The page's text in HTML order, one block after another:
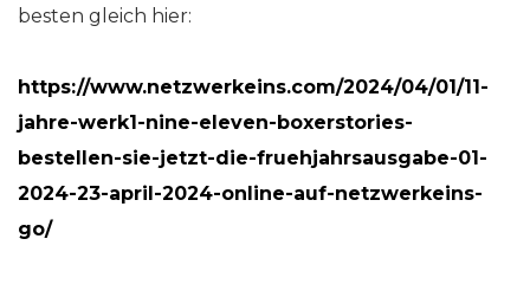
besten gleich hier:
https://www.netzwerkeins.com/2024/04/01/11-
jahre-werk1-nine-eleven-boxerstories-
bestellen-sie-jetzt-die-fruehjahrsausgabe-01-
2024-23-april-2024-online-auf-netzwerkeins-
go/